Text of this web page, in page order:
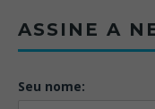
ASSINE A
Seu nome: